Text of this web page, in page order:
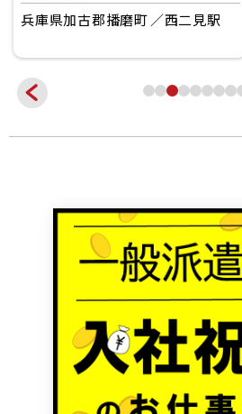
県加古郡播磨町 西二見駅